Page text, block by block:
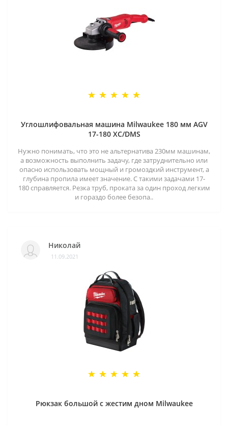
Углошлифовальная машина Milwaukee 180 мм AGV
17-180 XC/DMS
Нужно понимать, что это не альтернатива 230мм машинам,
а возможность выполнить задачу, где затруднительно или
опасно использовать мощный и громоздкий инструмент, а
глубина пропила имеет значение. С такими задачами 17-
180 справляется. Резка труб, проката за один проход легким
и гораздо более безопа..
Николай
11.09.2021
Рюкзак большой с жестим дном Milwaukee